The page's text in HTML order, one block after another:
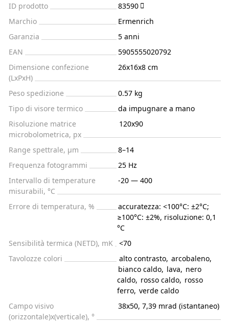
ID prodotto
83590
Marchio
Ermenrich
Garanzia
5 anni
EAN
5905555020792
Dimensione confezione
(LxPxH)
26x16x8 cm
Peso spedizione
0.57 kg
Tipo di visore termico
da impugnare a mano
Risoluzione matrice
microbolometrica, px
120x90
Range spettrale, μm
8–14
Frequenza fotogrammi
25 Hz
Intervallo di temperature
misurabili, °С
-20 — 400
Errore di temperatura, %
accuratezza: <100°C: ±2°C;
≥100°C: ±2%, risoluzione: 0,1
°C
Sensibilità termica (NETD), mK
<70
Tavolozze colori
alto contrasto, arcobaleno,
bianco caldo, lava, nero
caldo, rosso caldo, rosso
ferro, verde caldo
Campo visivo
(orizzontale)x(verticale), °
38x50, 7,39 mrad (istantaneo)